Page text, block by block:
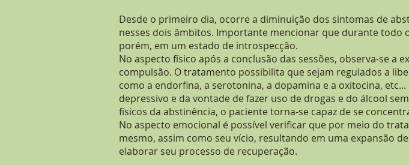
Desde o primeiro dia, ocorre a diminuição dos sintomas de
nesses dois âmbitos. Importante mencionar que durante
porém, em um estado de introspecção.
No aspecto físico após a conclusão das sessões, observa-se a
compulsão. O tratamento possibilita que sejam regulados a
como a endorfina, a serotonina, a dopamina e a oxitocina,
depressivo e da vontade de fazer uso de drogas e do álcool
físicos da abstinência, o paciente torna-se capaz de se
No aspecto emocional é possível verificar que por meio do
mesmo, assim como seu vício, resultando em uma expansão
elaborar seu processo de recuperação.